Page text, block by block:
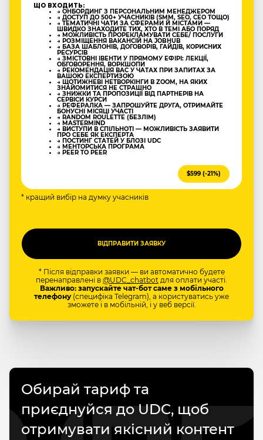
ЩО ВХОДИТЬ:
→ ОНБОРДИНГ З ПЕРСОНАЛЬНИМ МЕНЕДЖЕРОМ
→ ДОСТУП ДО 500+ УЧАСНИКІВ (SMM, SEO, CEO ТОЩО)
→ ТЕМАТИЧНІ ЧАТИ ЗА СФЕРАМИ Й МІСТАМИ —
ШВИДКО ЗНАХОДИТЕ ТИХ, ХТО В ТЕМІ АБО ПОРЯД
→ МОЖЛИВІСТЬ ПРОРЕКЛАМУВАТИ СЕБЕ/ ПОСЛУГИ
→ РОЗМІЩЕННЯ ВАКАНСІЙ НА JOBHUB
→ БАЗА ШАБЛОНІВ, ДОГОВОРІВ, ГАЙДІВ, КОРИСНИХ
РЕСУРСІВ
→ ЗМІСТОВНІ ІВЕНТИ У ПРЯМОМУ ЕФІРІ: ЛЕКЦІЇ,
ОБГОВОРЕННЯ, ВОРКШОПИ
→ РЕКОМЕНДАЦІЯ ВАС У ЧАТАХ ПРИ ЗАПИТАХ ЗА
ВАШОЮ ЕКСПЕРТИЗОЮ
→ ЩОТИЖНЕВІ НЕТВОРКІНГИ В ZOOM, НА ЯКИХ
ЗНАЙОМИТИСЯ НЕ СТРАШНО
→ ЗНИЖКИ ТА ПРОПОЗИЦІЇ ВІД ПАРТНЕРІВ НА
СЕРВІСИ КУРСИ
→ РЕФЕРАЛКА — ЗАПРОШУЙТЕ ДРУГА, ОТРИМАЙТЕ
БОНУСНІ МІСЯЦІ УЧАСТІ
→ RANDOM ROULETTE (БЕЗЛІМ)
→ MASTERMIND
→ ВИСТУПИ В СПІЛЬНОТІ — МОЖЛИВІСТЬ ЗАЯВИТИ
ПРО СЕБЕ ЯК ЕКСПЕРТА
→ ПОСТИНГ СТАТЕЙ У БЛОЗІ UDC
→ МЕНТОРСЬКА ПРОГРАМА
→ PEER TO PEER
$599 (-21%)
* кращий вибір на думку учасників
* Після відправки заявки — ви автоматично будете
перенаправлені в @UDC_chatbot для оплати участі.
Важливо: запускайте чат-бот саме з мобільного
телефону(специфіка Telegram), а користуватись уже
зможете і в мобільній, і у веб версії.
Обирай тариф та
приєднуйся до UDC, щоб
отримувати якісний контент